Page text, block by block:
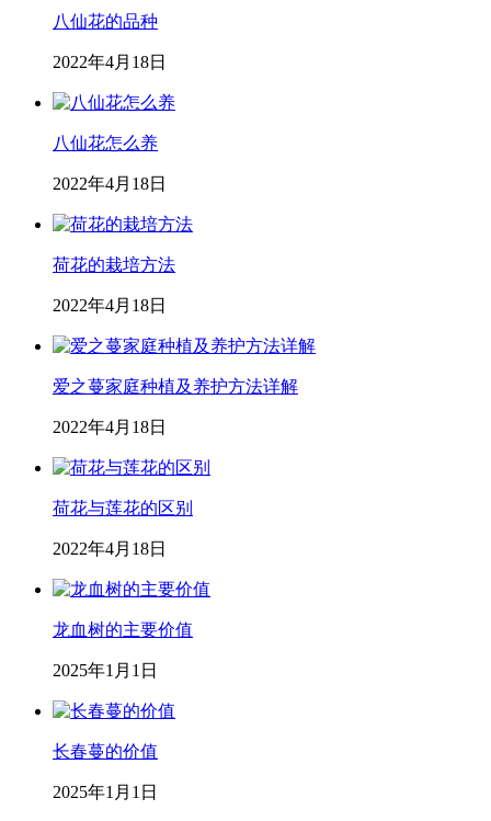
八仙花的品种
2022年4月18日
八仙花怎么养
2022年4月18日
荷花的栽培方法
2022年4月18日
爱之蔓家庭种植及养护方法详解
2022年4月18日
荷花与莲花的区别
2022年4月18日
龙血树的主要价值
2025年1月1日
长春蔓的价值
2025年1月1日